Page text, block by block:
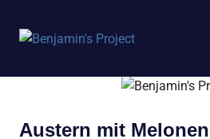
springen
Austern mit